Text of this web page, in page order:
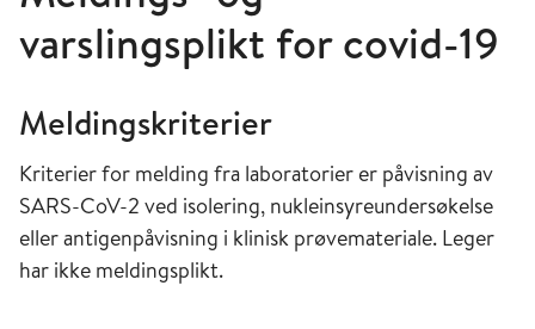
varslingsplikt for covid-19
Meldingskriterier
Kriterier for melding fra laboratorier er påvisning av
SARS-CoV-2 ved isolering, nukleinsyreundersøkelse
eller antigenpåvisning i klinisk prøvemateriale. Leger
har ikke meldingsplikt.